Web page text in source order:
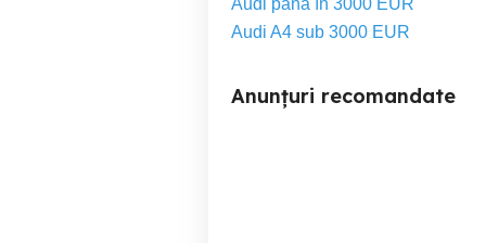
Audi până în 3000 EUR
Audi A4 sub 3000 EUR
Anunțuri recomandate